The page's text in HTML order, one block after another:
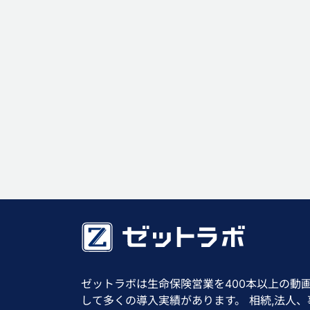
ゼットラボは生命保険営業を400本以上の動
して多くの導入実績があります。 相続,法人